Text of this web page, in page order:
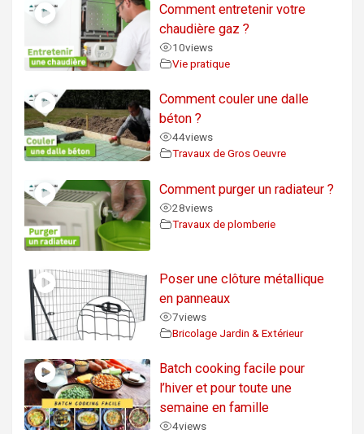
Comment entretenir votre
chaudière gaz ?
10views
Vie pratique
Comment couler une dalle
béton ?
44views
Travaux de Gros Oeuvre
Comment purger un radiateur ?
28views
Travaux de plomberie
Poser une clôture métallique
en panneaux
7views
Bricolage Jardin & Extérieur
Batch cooking facile pour
l’hiver et pour toute une
semaine en famille
4views